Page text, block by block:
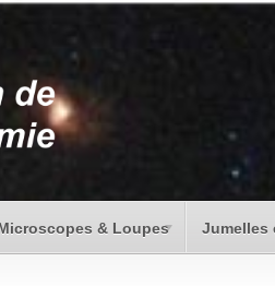
& Loupes Jumelles